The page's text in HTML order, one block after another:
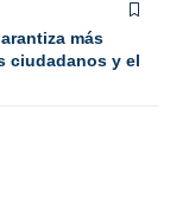
más
ciudadanos y el